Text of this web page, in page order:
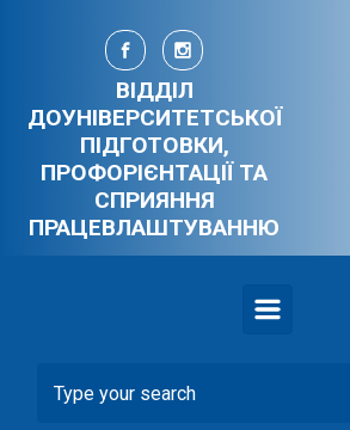
Skip to main content
ВІДДІЛ
ДОУНІВЕРСИТЕТСЬКОЇ
ПІДГОТОВКИ,
ПРОФОРІЄНТАЦІЇ ТА
СПРИЯННЯ
ПРАЦЕВЛАШТУВАННЮ